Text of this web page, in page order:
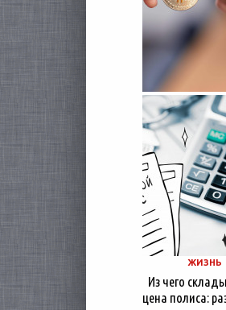
ЖИЗНЬ
Из чего
цена полиса: